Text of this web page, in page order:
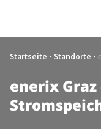
Startseite • Standorte •
enerix